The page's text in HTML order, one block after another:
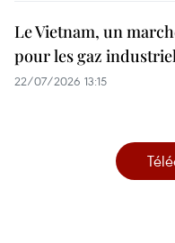
Le Vietnam, un
pour les gaz
22/07/2026 13:15